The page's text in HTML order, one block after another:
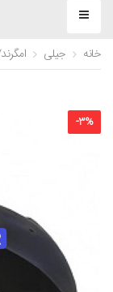
خانه جیلی امگرند7 سواری
-3%